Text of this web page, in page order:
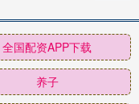
全国配资APP下载
养子